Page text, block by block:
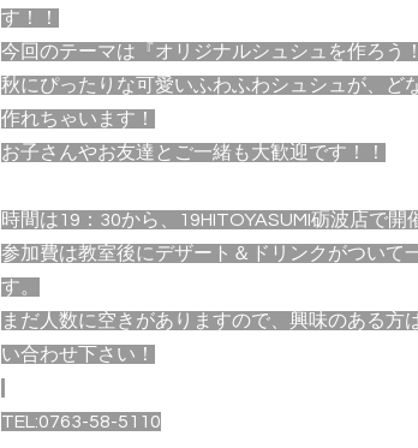
す！！
今回のテーマは『オリジナルシュシュを作ろう！
秋にぴったりな可愛いふわふわシュシュが、ど
作れちゃいます！
お子さんやお友達とご一緒も大歓迎です！！
時間は19：30から、19HITOYASUMI砺波店で開
参加費は教室後にデザート＆ドリンクがついて
す。
まだ人数に空きがありますので、興味のある方
い合わせ下さい！
TEL:0763-58-5110